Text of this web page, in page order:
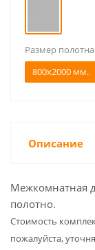
Размер полотна
800x2000 мм.
Описание
Межкомнатная
полотно.
Cтоимость
пожалуйста,